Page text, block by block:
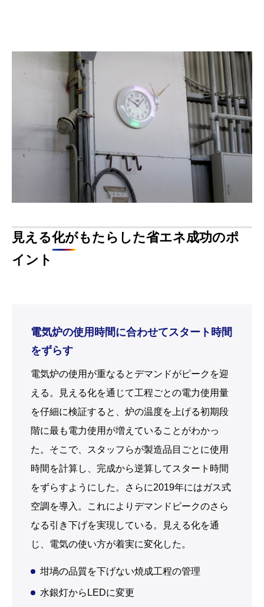
見える化がもたらした省エネ成功のポ
イント
電気炉の使用時間に合わせてスタート時間
をずらす
電気炉の使用が重なるとデマンドがピークを迎
える。見える化を通じて工程ごとの電力使用量
を仔細に検証すると、炉の温度を上げる初期段
階に最も電力使用が増えていることがわかっ
た。そこで、スタッフらが製造品目ごとに使用
時間を計算し、完成から逆算してスタート時間
をずらすようにした。さらに2019年にはガス式
空調を導入。これによりデマンドピークのさら
なる引き下げを実現している。見える化を通
じ、電気の使い方が着実に変化した。
坩堝の品質を下げない焼成工程の管理
水銀灯からLEDに変更